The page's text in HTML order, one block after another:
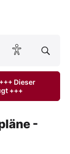
lesen
Dieser
+++
-